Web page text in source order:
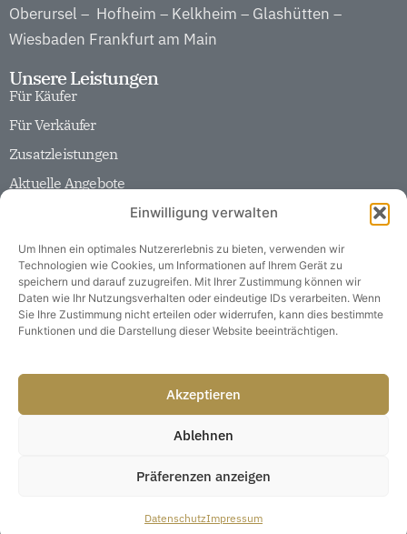
Einwilligung verwalten
Um Ihnen ein optimales Nutzererlebnis zu bieten, verwenden wir
Technologien wie Cookies, um Informationen auf Ihrem Gerät zu
speichern und darauf zuzugreifen. Mit Ihrer Zustimmung können wir
Daten wie Ihr Nutzungsverhalten oder eindeutige IDs verarbeiten. Wenn
Sie Ihre Zustimmung nicht erteilen oder widerrufen, kann dies bestimmte
Funktionen und die Darstellung dieser Website beeinträchtigen.
Akzeptieren
Ablehnen
Präferenzen anzeigen
DatenschutzImpressum
Oberursel – Hofheim – Kelkheim – Glashütten –
Wiesbaden Frankfurt am Main
Unsere Leistungen
Für Käufer
Für Verkäufer
Zusatzleistungen
Aktuelle Angebote
Unser Unternehmen
Historie
Partner
Karriere
Soziale Verantwortung
Claus Blumenauer Immobilien GmbH
Frankfurter Str. 1 61462 Königstein im Taunus
mail@claus-blumenauer.de
KontaktImpressumDatenschutz